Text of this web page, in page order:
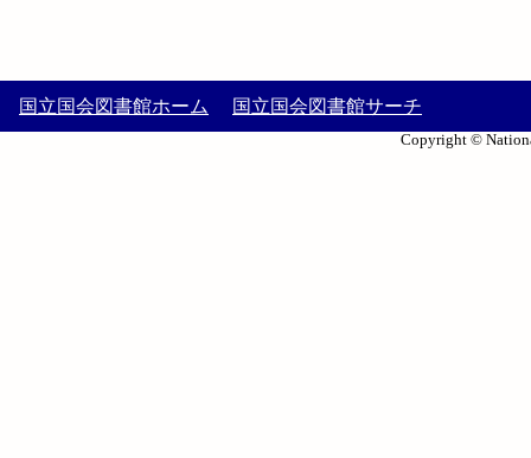
国立国会図書館ホーム 国立国会図書館サーチ
Copyright ©